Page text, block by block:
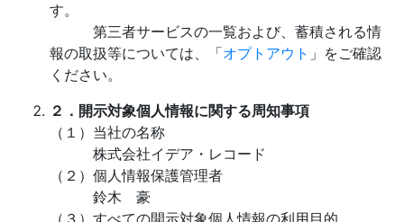
す。
第三者サービスの一覧および、蓄積される情
報の取扱等については、「オプトアウト 」をご確認
ください。
２．開示対象個人情報に関する周知事項
（１）当社の名称
株式会社イデア・レコード
（２）個人情報保護管理者
鈴木 豪
（３）すべての開示対象個人情報の利用目的